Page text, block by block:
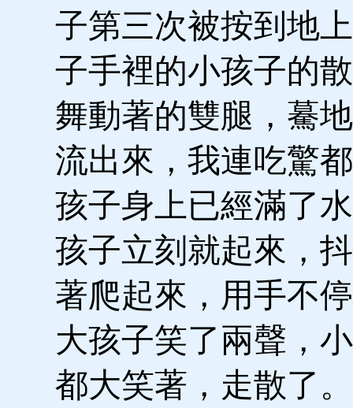
子第三次被按到地
子手裡的小孩子的
舞動著的雙腿，驀
流出來，我連吃驚
孩子身上已經滿了
孩子立刻就起來，
著爬起來，用手不
大孩子笑了兩聲，
都大笑著，走散了